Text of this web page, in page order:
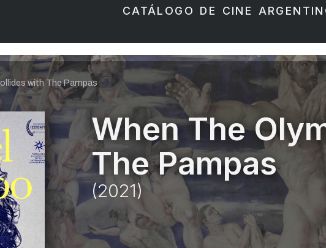
CATÁLOGO DE CINE
with The Pampas
When The
The Pampas
(2021)